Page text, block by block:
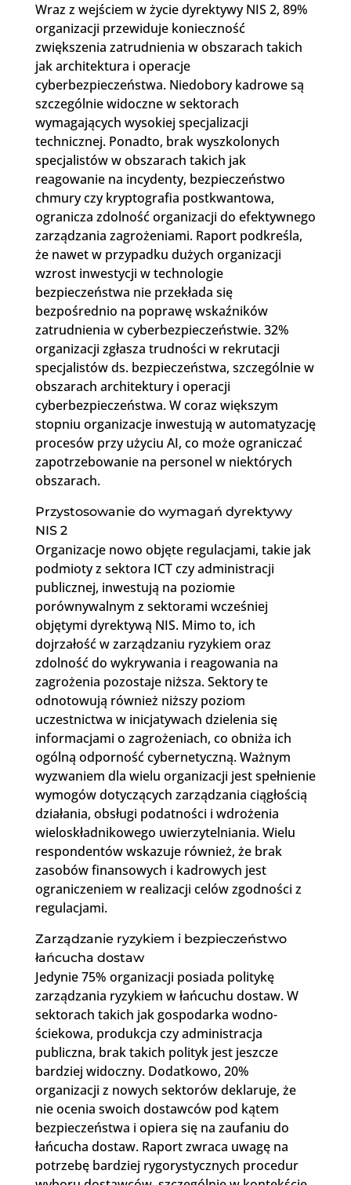
Wraz z wejściem w życie dyrektywy NIS 2, 89%
organizacji przewiduje konieczność
zwiększenia zatrudnienia w obszarach takich
jak architektura i operacje
cyberbezpieczeństwa. Niedobory kadrowe są
szczególnie widoczne w sektorach
wymagających wysokiej specjalizacji
technicznej. Ponadto, brak wyszkolonych
specjalistów w obszarach takich jak
reagowanie na incydenty, bezpieczeństwo
chmury czy kryptografia postkwantowa,
ogranicza zdolność organizacji do efektywnego
zarządzania zagrożeniami. Raport podkreśla,
że nawet w przypadku dużych organizacji
wzrost inwestycji w technologie
bezpieczeństwa nie przekłada się
bezpośrednio na poprawę wskaźników
zatrudnienia w cyberbezpieczeństwie. 32%
organizacji zgłasza trudności w rekrutacji
specjalistów ds. bezpieczeństwa, szczególnie w
obszarach architektury i operacji
cyberbezpieczeństwa. W coraz większym
stopniu organizacje inwestują w automatyzację
procesów przy użyciu AI, co może ograniczać
zapotrzebowanie na personel w niektórych
obszarach.
Przystosowanie do wymagań dyrektywy
NIS 2
Organizacje nowo objęte regulacjami, takie jak
podmioty z sektora ICT czy administracji
publicznej, inwestują na poziomie
porównywalnym z sektorami wcześniej
objętymi dyrektywą NIS. Mimo to, ich
dojrzałość w zarządzaniu ryzykiem oraz
zdolność do wykrywania i reagowania na
zagrożenia pozostaje niższa. Sektory te
odnotowują również niższy poziom
uczestnictwa w inicjatywach dzielenia się
informacjami o zagrożeniach, co obniża ich
ogólną odporność cybernetyczną. Ważnym
wyzwaniem dla wielu organizacji jest spełnienie
wymogów dotyczących zarządzania ciągłością
działania, obsługi podatności i wdrożenia
wieloskładnikowego uwierzytelniania. Wielu
respondentów wskazuje również, że brak
zasobów finansowych i kadrowych jest
ograniczeniem w realizacji celów zgodności z
regulacjami.
Zarządzanie ryzykiem i bezpieczeństwo
łańcucha dostaw
Jedynie 75% organizacji posiada politykę
zarządzania ryzykiem w łańcuchu dostaw. W
sektorach takich jak gospodarka wodno-
ściekowa, produkcja czy administracja
publiczna, brak takich polityk jest jeszcze
bardziej widoczny. Dodatkowo, 20%
organizacji z nowych sektorów deklaruje, że
nie ocenia swoich dostawców pod kątem
bezpieczeństwa i opiera się na zaufaniu do
łańcucha dostaw. Raport zwraca uwagę na
potrzebę bardziej rygorystycznych procedur